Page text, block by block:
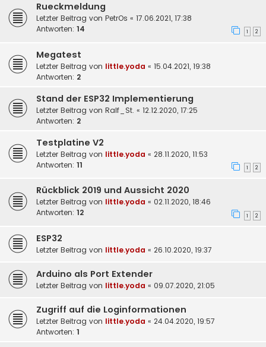
Rueckmeldung
Letzter Beitrag von PetrOs « 17.06.2021, 17:38
Antworten: 14 1 2
Megatest
Letzter Beitrag von little.yoda « 15.04.2021, 19:38
Antworten: 2
Stand der ESP32 Implementierung
Letzter Beitrag von Ralf_St. « 12.12.2020, 17:25
Antworten: 2
Testplatine V2
Letzter Beitrag von little.yoda « 28.11.2020, 11:53
Antworten: 11 1 2
Rückblick 2019 und Aussicht 2020
Letzter Beitrag von little.yoda « 02.11.2020, 18:46
Antworten: 12 1 2
ESP32
Letzter Beitrag von little.yoda « 26.10.2020, 19:37
Arduino als Port Extender
Letzter Beitrag von little.yoda « 09.07.2020, 21:05
Zugriff auf die Loginformationen
Letzter Beitrag von little.yoda « 24.04.2020, 19:57
Antworten: 1